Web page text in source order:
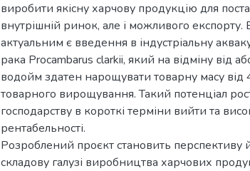
виробити якісну харчову продукцію для
внутрішній ринок, але і можливого експорту.
актуальним є введення в індустріальну
рака Procambarus clarkii, який на відміну від
водойм здатен нарощувати товарну масу від
товарного вирощування. Такий потенціал
господарству в короткі терміни вийти та
рентабельності.
Розроблений проєкт становить перспективу
складову галузі виробництва харчових